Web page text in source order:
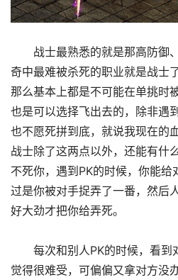
战士最熟悉的就是那高防御
奇中最难被杀死的职业就是战士
那么基本上都是不可能在单挑时
也是可以选择飞出去的，除非遇
也不愿死拼到底，就说我现在的
战士除了这两点以外，还能有什
不死你，遇到PK的时候，你能给
过是你被对手捉弄了一番，然后
好大劲才把你给弄死。
每次和别人PK的时候，看到
觉得很难受，可偏偏又拿对方没